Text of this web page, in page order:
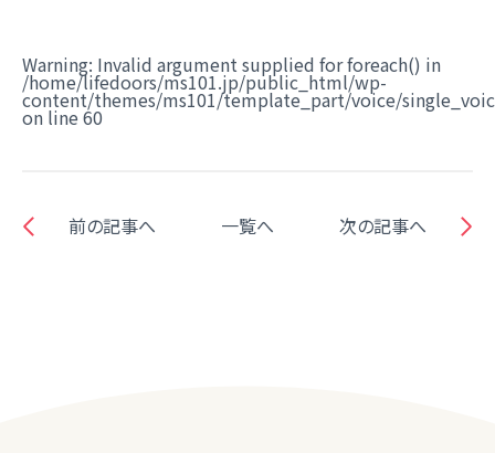
Warning: Invalid argument supplied for foreach() in
/home/lifedoors/ms101.jp/public_html/wp-
content/themes/ms101/template_part/voice/
on line 60
前の記事へ 一覧へ 次の記事へ